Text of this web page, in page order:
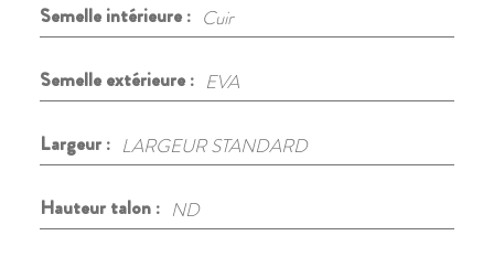
Semelle intérieure : Cuir
Semelle extérieure : EVA
Largeur : LARGEUR STANDARD
Hauteur talon : ND